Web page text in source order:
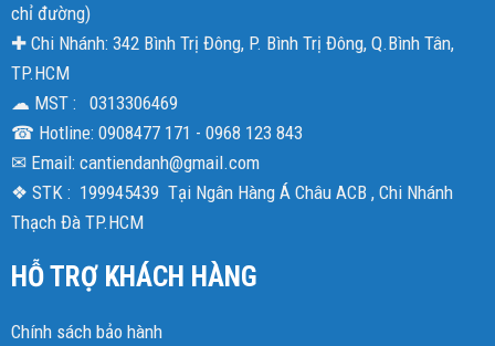
chỉ đường)
✚ Chi Nhánh: 342 Bình Trị Đông, P. Bình Trị Đông, Q.Bình Tân,
TP.HCM
☁ MST : 0313306469
☎ Hotline: 0908477 171 - 0968 123 843
✉ Email: cantiendanh@gmail.com
❖ STK : 199945439 Tại Ngân Hàng Á Châu ACB , Chi Nhánh
Thạch Đà TP.HCM
HỖ TRỢ KHÁCH HÀNG
Chính sách bảo hành